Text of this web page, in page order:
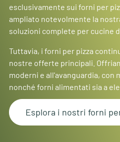
esclusivamente sui forni per
ampliato notevolmente la
soluzioni complete per cucine
Tuttavia, i forni per pizza
nostre offerte principali.
moderni e all'avanguardia, con
nonché forni alimentati sia a
Esplora i nostri forni